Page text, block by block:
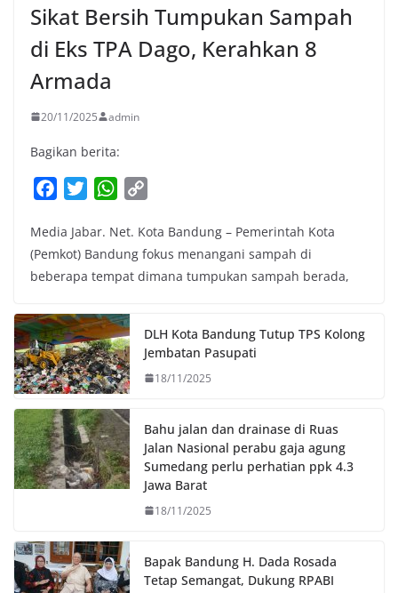
Sikat Bersih Tumpukan Sampah
di Eks TPA Dago, Kerahkan 8
Armada
20/11/2025 admin
Bagikan berita:
c
e
b
o
k
i
t
t
r
W
a
t
s
p
p
p
y
L
n
k
Media Jabar. Net. Kota Bandung – Pemerintah Kota
(Pemkot) Bandung fokus menangani sampah di
beberapa tempat dimana tumpukan sampah berada,
DLH Kota Bandung Tutup TPS Kolong
Jembatan Pasupati
18/11/2025
Bahu jalan dan drainase di Ruas
Jalan Nasional perabu gaja agung
Sumedang perlu perhatian ppk 4.3
Jawa Barat
18/11/2025
Bapak Bandung H. Dada Rosada
Tetap Semangat, Dukung RPABI